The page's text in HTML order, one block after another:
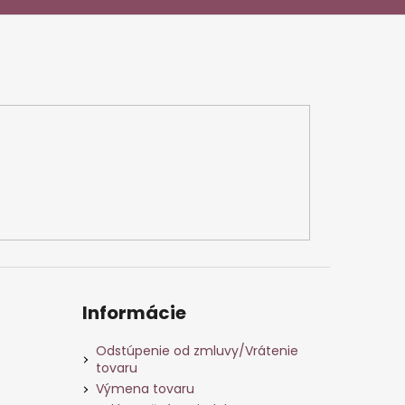
Informácie
Odstúpenie od zmluvy/Vrátenie
tovaru
Výmena tovaru